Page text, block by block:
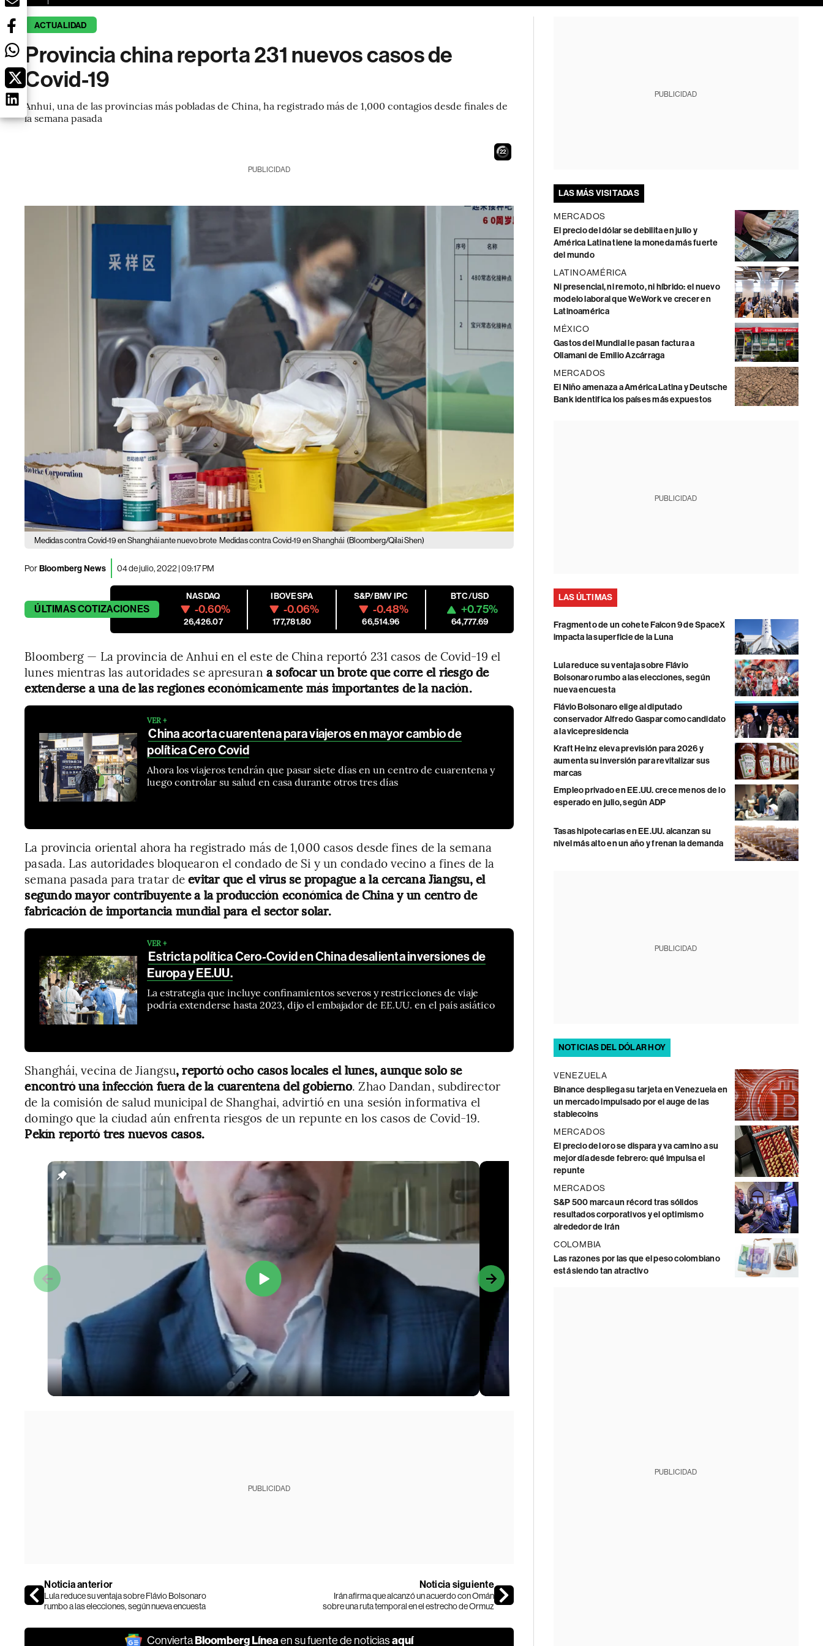
ACTUALIDAD
Provincia china reporta 231 nuevos casos de
Covid-19
Anhui, una de las provincias más pobladas de China, ha registrado más de 1,000 contagios desde finales de
la semana pasada
20
PUBLICIDAD
Medidas contra Covid-19 en Shanghái ante nuevo brote Medidas contra Covid-19 en Shanghái (Bloomberg/Qilai Shen)
PorBloomberg News 04 de julio, 2022 | 09:17 PM
ÚLTIMASCOTIZACIONES
NASDAQ
-0.60%
26,426.07
IBOVESPA
-0.06%
177,781.80
S&P/BMV IPC
-0.48%
66,514.96
BTC/USD
+0.75%
64,777.69
Bloomberg — La provincia de Anhui en el este de China reportó 231 casos de Covid-19 el
lunes mientras las autoridades se apresuran a sofocar un brote que corre el riesgo de
extenderse a una de las regiones económicamente más importantes de la nación.
VER +
China acorta cuarentena para viajeros en mayor cambio de
política Cero Covid
Ahora los viajeros tendrán que pasar siete días en un centro de cuarentena y
luego controlar su salud en casa durante otros tres días
La provincia oriental ahora ha registrado más de 1,000 casos desde fines de la semana
pasada. Las autoridades bloquearon el condado de Si y un condado vecino a fines de la
semana pasada para tratar deevitar que el virus se propague a la cercana Jiangsu, el
segundo mayor contribuyente a la producción económica de China y un centro de
fabricación de importancia mundial para el sector solar.
VER +
Estricta política Cero-Covid en China desalienta inversiones de
Europa y EE.UU.
La estrategia que incluye confinamientos severos y restricciones de viaje
podría extenderse hasta 2023, dijo el embajador de EE.UU. en el país asiático
Shanghái, vecina de Jiangsu, reportó ocho casos locales el lunes, aunque solo se
encontró una infección fuera de la cuarentena del gobierno. Zhao Dandan, subdirector
de la comisión de salud municipal de Shanghai, advirtió en una sesión informativa el
domingo que la ciudad aún enfrenta riesgos de un repunte en los casos de Covid-19.
Pekín reportó tres nuevos casos.
PUBLICIDAD
Noticia anterior
Lula reduce su ventaja sobre Flávio Bolsonaro
rumbo a las elecciones, según nueva encuesta
Noticia siguiente
Irán afirma que alcanzó un acuerdo con Omán
sobre una ruta temporal en el estrecho de Ormuz
ConviertaBloomberg Líneaen su fuente de noticiasaquí
PUBLICIDAD
LAS MÁS VISITADAS
MERCADOS
El precio del dólar se debilita en julio y
América Latina tiene la moneda más fuerte
del mundo
LATINOAMÉRICA
Ni presencial, ni remoto, ni híbrido: el nuevo
modelo laboral que WeWork ve crecer en
Latinoamérica
MÉXICO
Gastos del Mundial le pasan factura a
Ollamani de Emilio Azcárraga
MERCADOS
El Niño amenaza a América Latina y Deutsche
Bank identifica los países más expuestos
PUBLICIDAD
LAS ÚLTIMAS
Fragmento de un cohete Falcon 9 de SpaceX
impacta la superficie de la Luna
Lula reduce su ventaja sobre Flávio
Bolsonaro rumbo a las elecciones, según
nueva encuesta
Flávio Bolsonaro elige al diputado
conservador Alfredo Gaspar como candidato
a la vicepresidencia
Kraft Heinz eleva previsión para 2026 y
aumenta su inversión para revitalizar sus
marcas
Empleo privado en EE.UU. crece menos de lo
esperado en julio, según ADP
Tasas hipotecarias en EE.UU. alcanzan su
nivel más alto en un año y frenan la demanda
PUBLICIDAD
NOTICIAS DEL DÓLAR HOY
VENEZUELA
Binance despliega su tarjeta en Venezuela en
un mercado impulsado por el auge de las
stablecoins
MERCADOS
El precio del oro se dispara y va camino a su
mejor día desde febrero: qué impulsa el
repunte
MERCADOS
S&P 500 marca un récord tras sólidos
resultados corporativos y el optimismo
alrededor de Irán
COLOMBIA
Las razones por las que el peso colombiano
está siendo tan atractivo
PUBLICIDAD